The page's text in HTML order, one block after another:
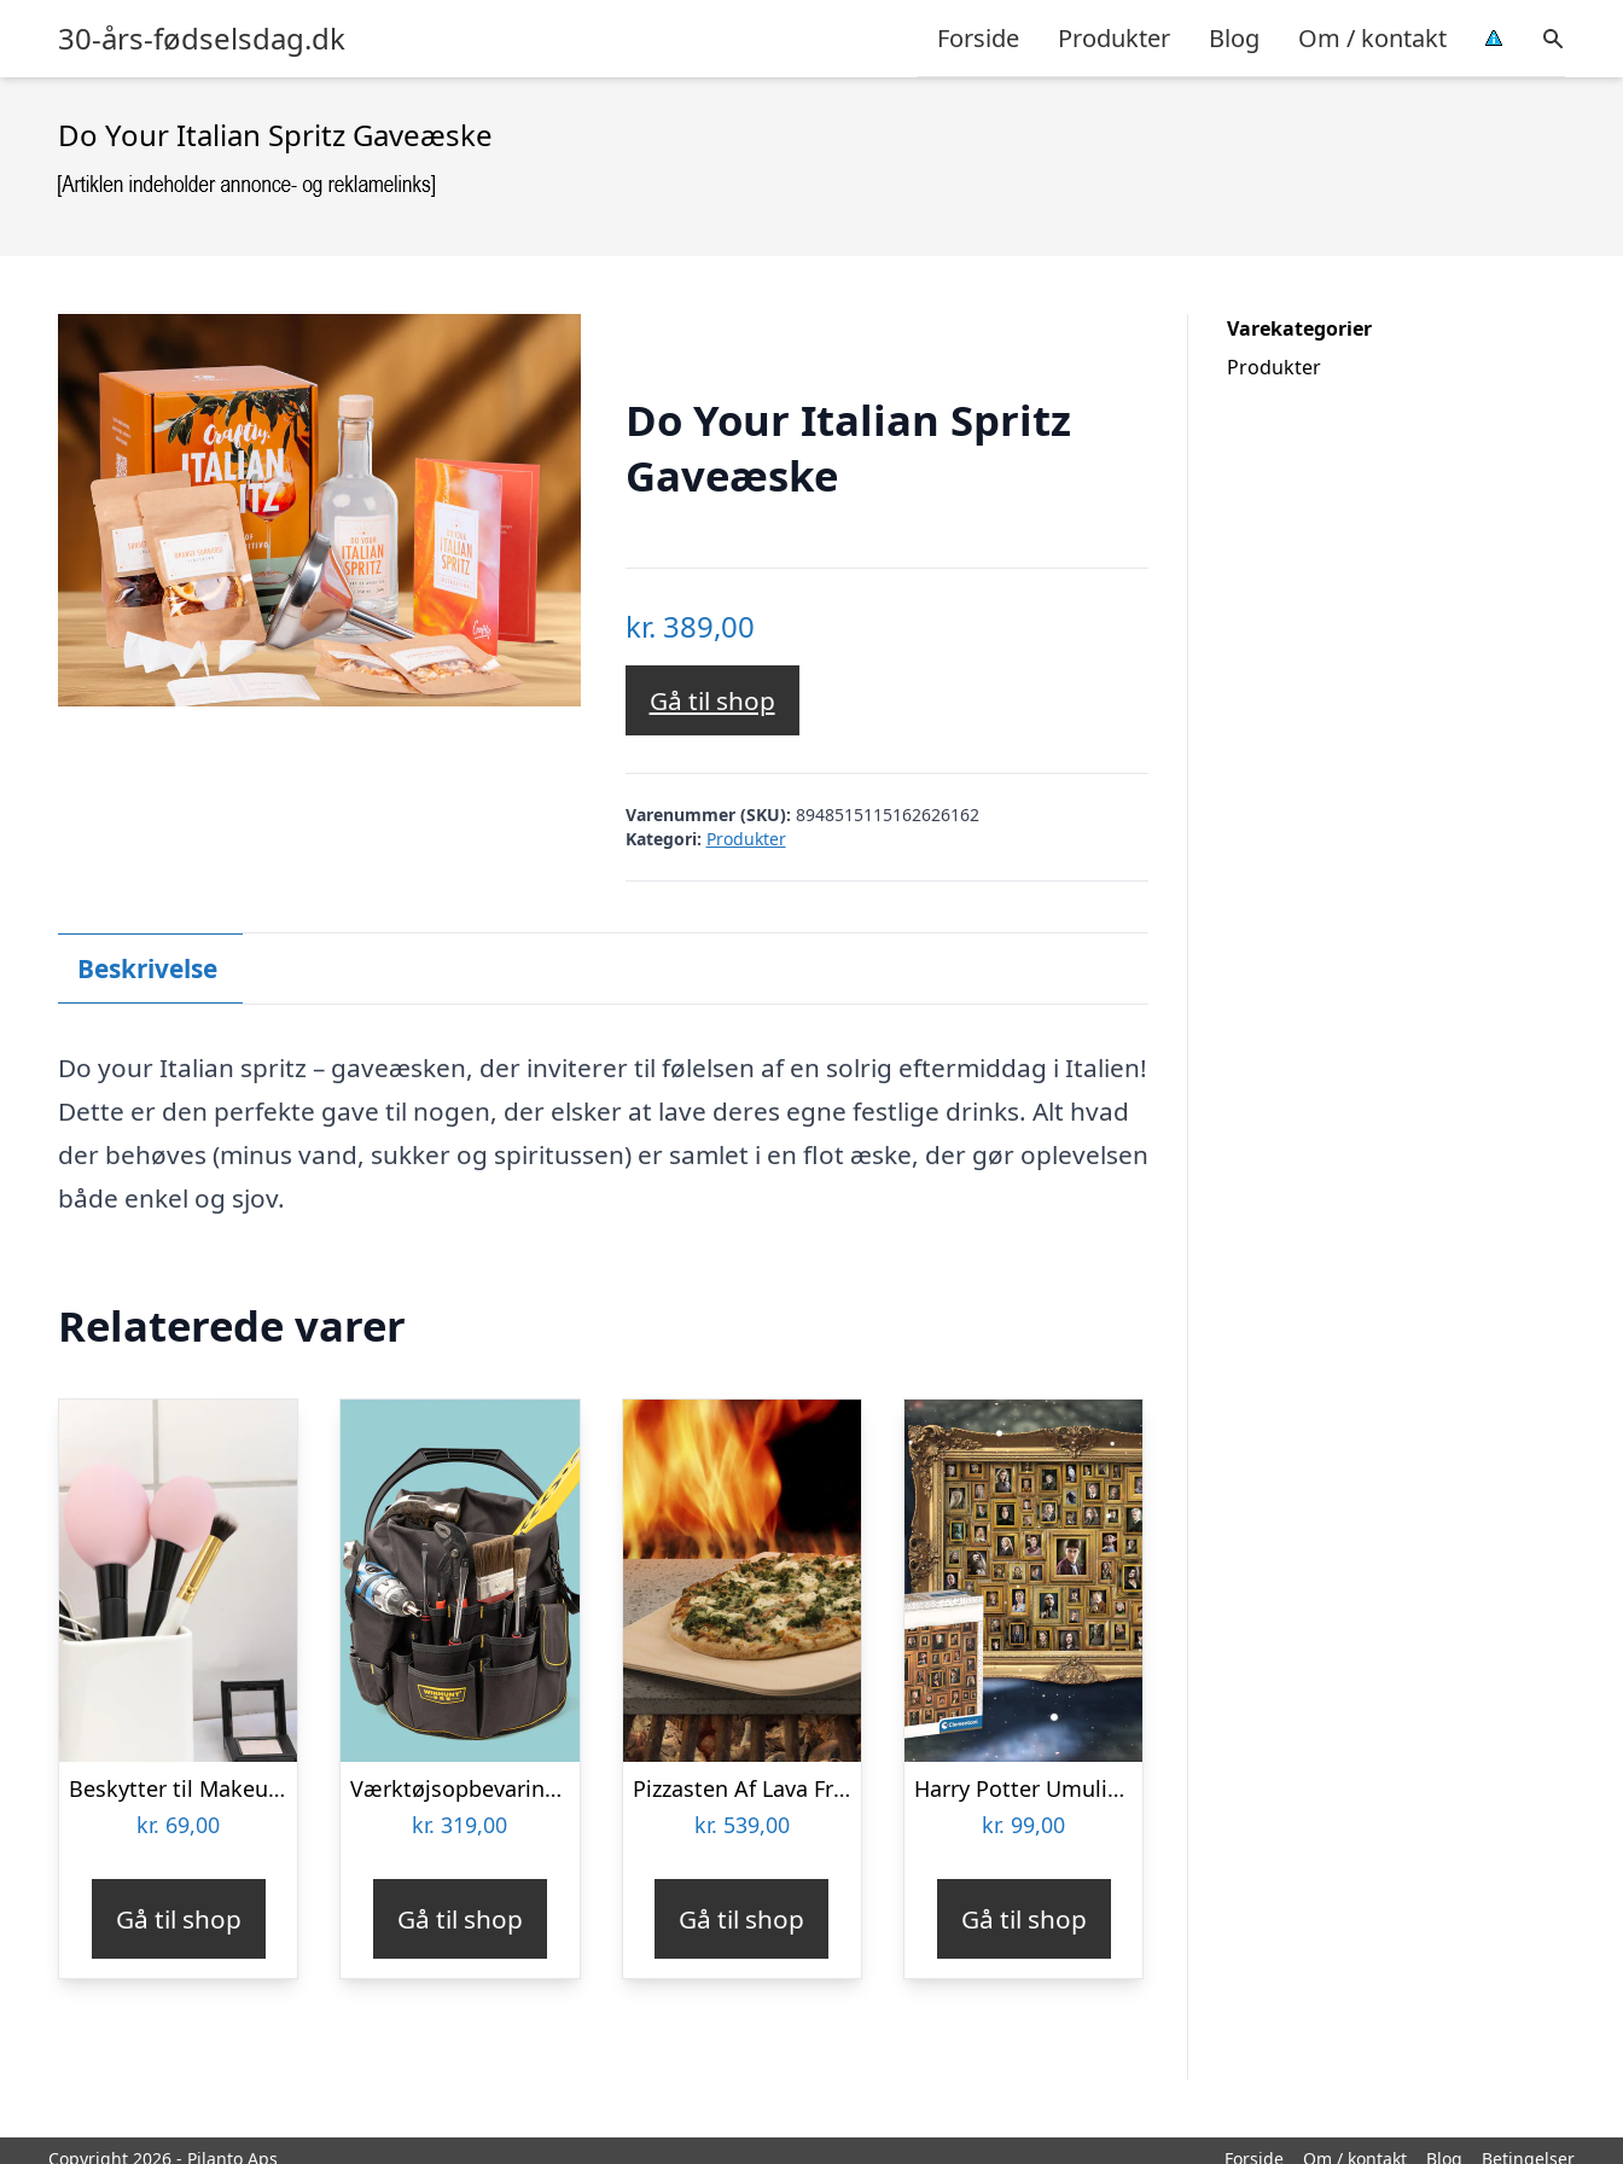
30-års-fødselsdag.dk Forside Produkter Blog Om / kontakt
Do Your Italian Spritz Gaveæske
Do Your Italian Spritz
Gaveæske
kr. 389,00
Gå til shop
Varenummer (SKU): 8948515115162626162
Kategori: Produkter
Beskrivelse
Do your Italian spritz – gaveæsken, der inviterer til følelsen af en solrig eftermiddag i Italien!
Dette er den perfekte gave til nogen, der elsker at lave deres egne festlige drinks. Alt hvad
der behøves (minus vand, sukker og spiritussen) er samlet i en flot æske, der gør oplevelsen
både enkel og sjov.
Relaterede varer
Beskytter til Makeupbørster 3-pak
kr. 69,00
Gå til shop
Værktøjsopbevaring til spand
kr. 319,00
Gå til shop
Pizzasten Af Lava Fra Etna
kr. 539,00
Gå til shop
Harry Potter Umulig Puslespil
kr. 99,00
Gå til shop
Varekategorier
Produkter
Copyright 2026 - Pilanto Aps Forside Om / kontakt Blog Betingelser